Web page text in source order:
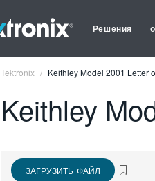
Решения
Tektronix Keithley Model 2001 Letter
Keithley
ЗАГРУЗИТЬ ФАЙЛ